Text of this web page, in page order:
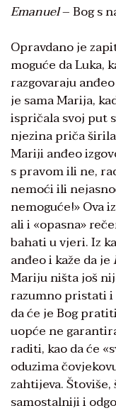
Emanuel– Bog s
Opravdano je
moguće da Luka,
razgovaraju
je sama Marija,
ispričala svoj put
njezina priča
Mariji anđeo
s pravom ili ne,
nemoći ili
nemoguće!» Ova
ali i «opasna»
bahati u vjeri. Iz
anđeo i kaže da je
Mariju ništa još
razumno pristati
da će je Bog
uopće ne
raditi, kao da će
oduzima
zahtijeva.
samostalniji i